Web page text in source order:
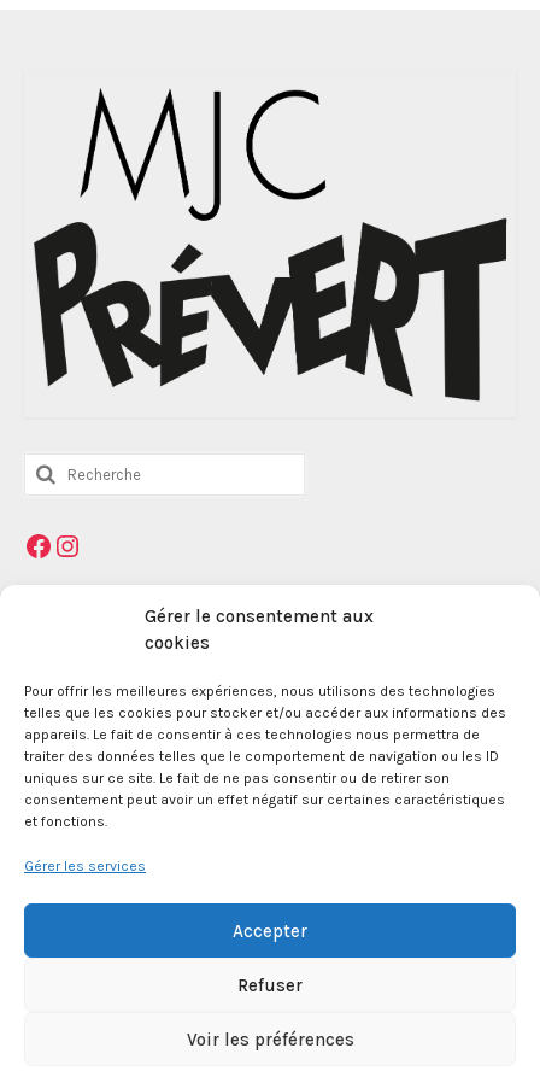
Gérer le consentement aux
cookies
Pour offrir les meilleures expériences, nous utilisons des technologies
telles que les cookies pour stocker et/ou accéder aux informations des
appareils. Le fait de consentir à ces technologies nous permettra de
traiter des données telles que le comportement de navigation ou les ID
uniques sur ce site. Le fait de ne pas consentir ou de retirer son
consentement peut avoir un effet négatif sur certaines caractéristiques
et fonctions.
Gérer les services
Accepter
Refuser
Voir les préférences
Rechercher
:
Facebook
Instagram
Mentions légales
La Maison des Jeunes et de la Culture Jacques
Prévert est une association enregistrée le 09
décembre 1959 auprès de la Préfecture des Bouches
du Rhône.
Provence.
SIRET 381 083 880 00017